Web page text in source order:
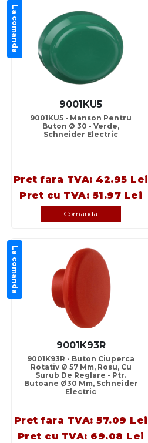
La comanda
9001KU5
9001KU5 - Manson Pentru
Buton Ø 30 - Verde,
Schneider Electric
Pret fara TVA: 42.95 Lei
Pret cu TVA: 51.97 Lei
Comanda
La comanda
9001K93R
9001K93R - Buton Ciuperca
Rotativ Ø 57 Mm, Rosu, Cu
Surub De Reglare - Ptr.
Butoane Ø30 Mm, Schneider
Electric
Pret fara TVA: 57.09 Lei
Pret cu TVA: 69.08 Lei